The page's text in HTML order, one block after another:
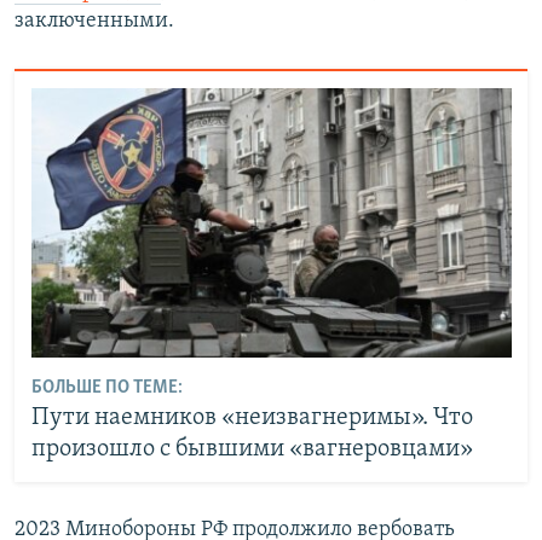
заключенными.
БОЛЬШЕ ПО ТЕМЕ:
Пути наемников «неизвагнеримы». Что
произошло с бывшими «вагнеровцами»
2023 Минобороны РФ продолжило вербовать